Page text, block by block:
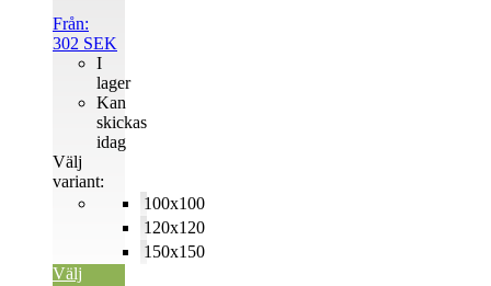
Från:
302 SEK
100x100
120x120
150x150
I
lager
Kan
skickas
idag
Välj
variant:
Välj